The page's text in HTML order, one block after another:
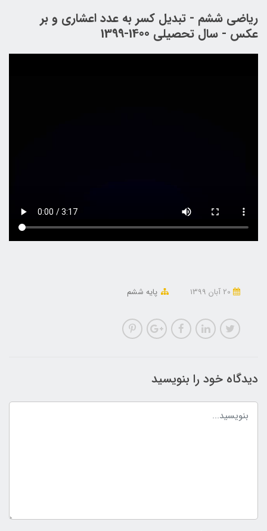
ریاضی ششم - تبدیل کسر به عدد اعشاری و بر
عکس - سال تحصیلی 1400-1399
پایه ششم
دیدگاه خود را بنویسید